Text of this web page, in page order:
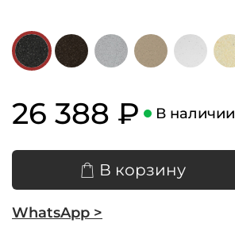
26 388 ₽ В наличии
В корзину
WhatsApp >